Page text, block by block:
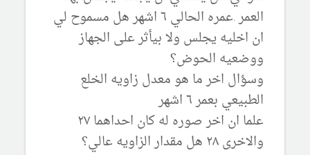
العمر .عمره الحالي ٦ اشهر هل مسموح لي
ان اخليه يجلس ولا بيأثر على الجهاز
ووضعيه الحوض؟
وسؤال اخر ما هو معدل زاويه الخلع
الطبيعي بعمر ٦ اشهر
علما ان اخر صوره له كان احداهما ٢٧
والاخرى ٢٨ هل مقدار الزاويه عالي؟